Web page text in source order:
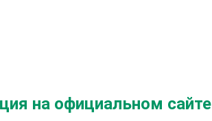
на официальном сайте